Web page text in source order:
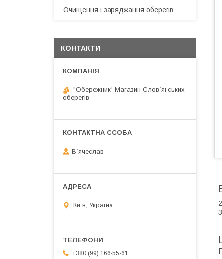
Очищення і заряджання оберегів
КОНТАКТИ
"Обережник" Магазин Слов`янських
оберегів
В`ячеслав
Київ, Україна
+380 (99) 166-55-61